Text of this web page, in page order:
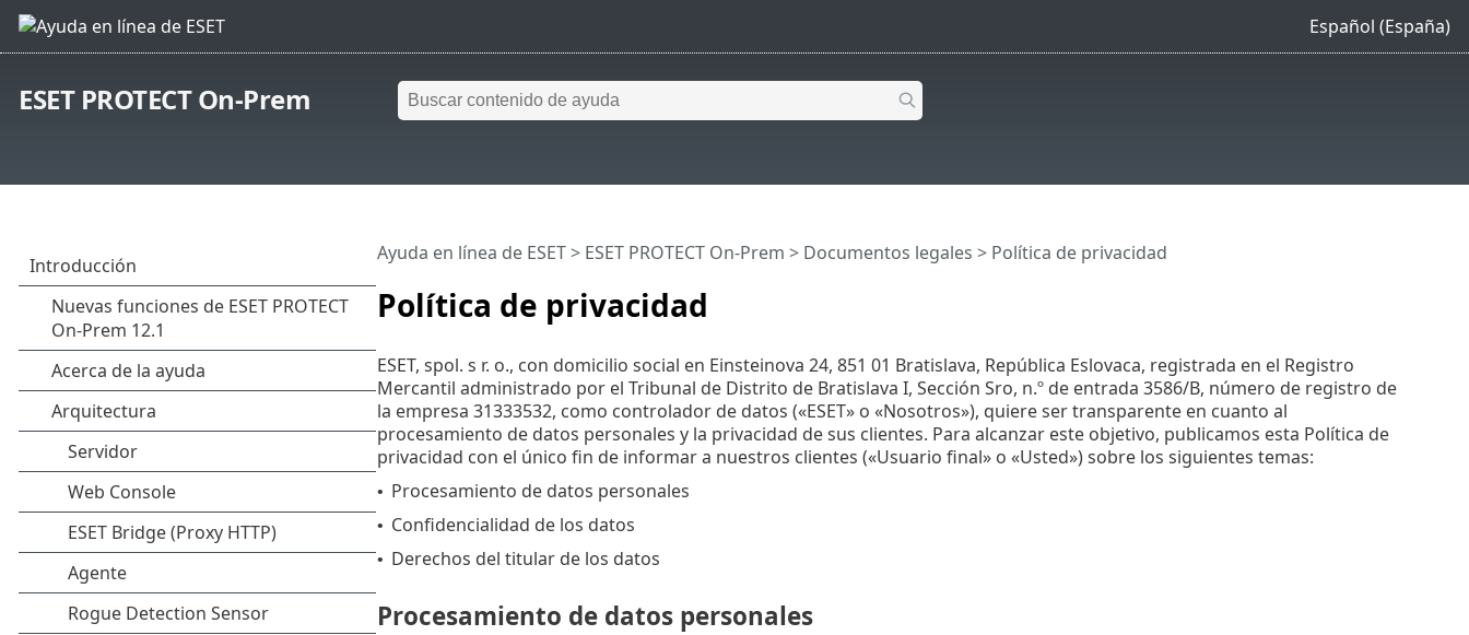
Español (España)
ESET PROTECT On-Prem
Política de privacidad
Ayuda en línea de ESET> ESET PROTECT On-Prem > Documentos legales > Política de privacidad
ESET, spol. s r. o., con domicilio social en Einsteinova 24, 851 01 Bratislava, República Eslovaca, registrada en el Registro
Mercantil administrado por el Tribunal de Distrito de Bratislava I, Sección Sro, n.º de entrada 3586/B, número de registro de
la empresa 31333532, como controlador de datos («ESET» o «Nosotros»), quiere ser transparente en cuanto al
procesamiento de datos personales y la privacidad de sus clientes. Para alcanzar este objetivo, publicamos esta Política de
privacidad con el único fin de informar a nuestros clientes («Usuario final» o «Usted») sobre los siguientes temas:
• Procesamiento de datos personales
• Confidencialidad de los datos
• Derechos del titular de los datos
Procesamiento de datos personales